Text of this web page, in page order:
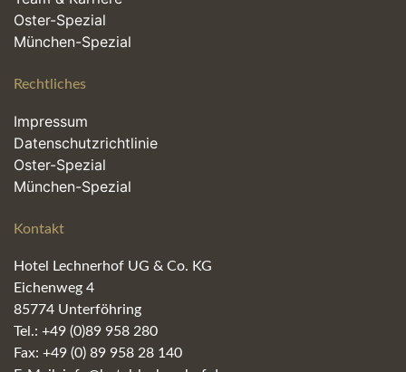
Oster-Spezial
München-Spezial
Rechtliches
Impressum
Datenschutzrichtlinie
Oster-Spezial
München-Spezial
Kontakt
Hotel Lechnerhof UG & Co. KG
Eichenweg 4
85774 Unterföhring
Tel.: +49 (0)89 958 280
Fax: +49 (0) 89 958 28 140